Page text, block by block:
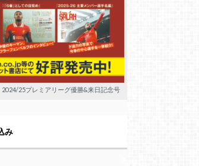
25プレミアリーグ優勝&来日記念号
み